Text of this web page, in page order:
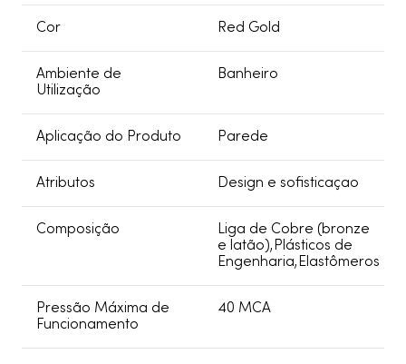
Cor Red Gold
Ambiente de
Utilização
Banheiro
Aplicação do Produto Parede
Atributos Design e sofisticaçao
Composição
Liga de Cobre (bronze
e latão),Plásticos de
Engenharia,Elastômeros
Pressão Máxima de
Funcionamento
40 MCA